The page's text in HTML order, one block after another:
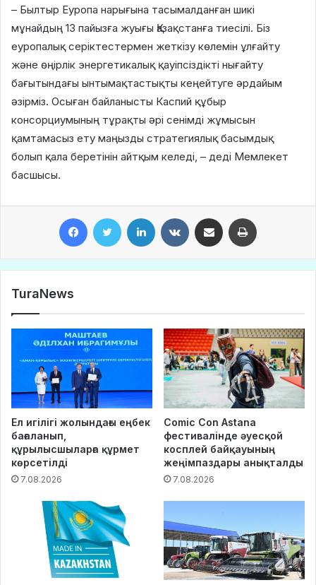
– Былтыр Еуропа нарығына тасымалданған шикі
мұнайдың 13 пайызға жуығы Қазақстанға тиесілі. Біз
еуропалық серіктестермен жеткізу көлемін ұлғайту
және өңірлік энергетикалық қауіпсіздікті нығайту
бағытындағы ынтымақтастықты кеңейтуге әрдайым
әзірміз. Осыған байланысты Каспий құбыр
консорциумының тұрақты әрі сенімді жұмысын
қамтамасыз ету маңызды стратегиялық басымдық
болып қала беретінін айтқым келеді, – деді Мемлекет
басшысы.
TuraNews
Ел игілігі жолындағы еңбек
бағаланып,
құрылысшыларға құрмет
көрсетілді
7.08.2026
Comic Con Astana
фестивалінде әуесқой
косплей байқауының
жеңімпаздары анықталды
7.08.2026